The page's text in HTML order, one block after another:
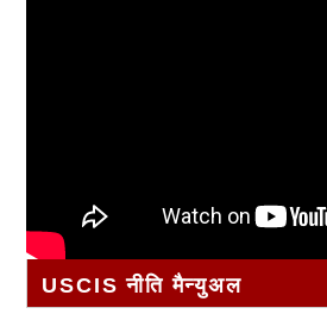
USCIS नीति मैन्युअल